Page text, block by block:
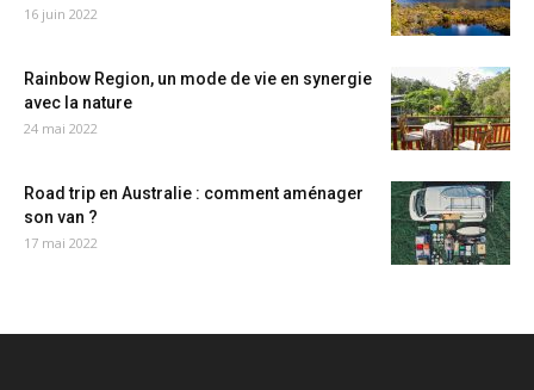
16 juin 2022
Rainbow Region, un mode de vie en synergie
avec la nature
24 mai 2022
Road trip en Australie : comment aménager
son van ?
17 mai 2022